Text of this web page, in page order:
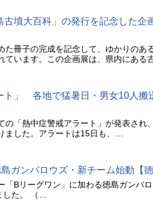
墳大百科」の発行を記念した企
た冊子の完成を記念して、ゆかりのあ
ています。この企画展は、県内にある
ト」 各地で猛暑日・男女10人搬
の「熱中症警戒アラート」が発表され
ました。アラートは15日も、…
ンバロウズ・新チーム始動【徳
Bリーグワン」に加わる徳島ガンバロ
た。 （…